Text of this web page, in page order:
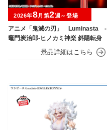
アニメ「鬼滅の刃」 Luminasta ‐
竈門炭治郎‐ヒノカミ神楽 斜陽転身
2026年8月第2週～登場